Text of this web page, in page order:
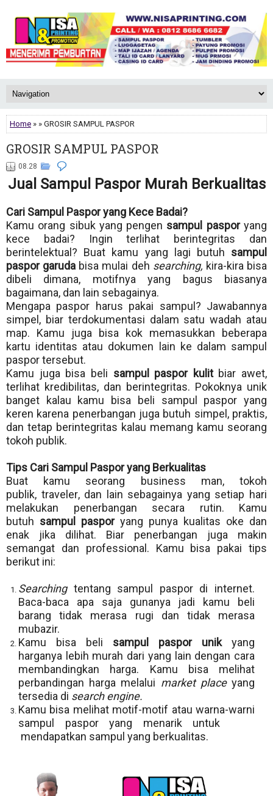
Home » » GROSIR SAMPUL PASPOR
GROSIR SAMPUL PASPOR
08.28
Jual Sampul Paspor Murah Berkualitas
Cari Sampul Paspor yang Kece Badai?
Kamu orang sibuk yang pengen sampul pasporyang
kece badai? Ingin terlihat berintegritas dan
berintelektual? Buat kamu yang lagi butuh sampul
paspor garuda bisa mulai deh searching, kira-kira bisa
dibeli dimana, motifnya yang bagus biasanya
bagaimana, dan lain sebagainya.
Mengapa paspor harus pakai sampul? Jawabannya
simpel, biar terdokumentasi dalam satu wadah atau
map. Kamu juga bisa kok memasukkan beberapa
kartu identitas atau dokumen lain ke dalam sampul
paspor tersebut.
Kamu juga bisa beli sampul paspor kulit biar awet,
terlihat kredibilitas, dan berintegritas. Pokoknya unik
banget kalau kamu bisa beli sampul paspor yang
keren karena penerbangan juga butuh simpel, praktis,
dan tetap berintegritas kalau memang kamu seorang
tokoh publik.
Tips Cari Sampul Paspor yang Berkualitas
Buat kamu seorang business man, tokoh
publik, traveler, dan lain sebagainya yang setiap hari
melakukan penerbangan secara rutin. Kamu
butuh sampul paspor yang punya kualitas oke dan
enak jika dilihat. Biar penerbangan juga makin
semangat dan professional. Kamu bisa pakai tips
berikut ini:
Searching tentang sampul paspor di internet.
Baca-baca apa saja gunanya jadi kamu beli
barang tidak merasa rugi dan tidak merasa
mubazir.
Kamu bisa beli sampul paspor unik yang
harganya lebih murah dari yang lain dengan cara
membandingkan harga. Kamu bisa melihat
perbandingan harga melalui market placeyang
tersedia di search engine.
Kamu bisa melihat motif-motif atau warna-warni
sampul paspor yang menarik untuk
mendapatkan sampul yang berkualitas.